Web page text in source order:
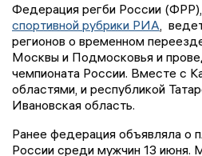
Федерация регби России
спортивной рубрики РИА,
регионов о временном
Москвы и Подмосковья и
чемпионата России. Вместе с
областями, и республикой
Ивановская область.
Ранее федерация объявляла о
России среди мужчин 13 июня.